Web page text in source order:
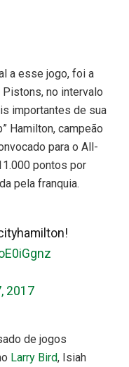
a esse jogo, foi a
no intervalo
importantes de sua
Hamilton, campeão
para o All-
pontos por
pela franquia.
2017
de jogos
Larry Bird, Isiah